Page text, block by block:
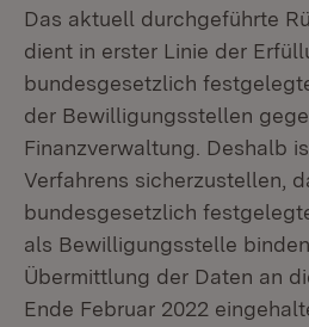
Das aktuell durchgeführte
dient in erster Linie der
bundesgesetzlich
der Bewilligungsstellen
Finanzverwaltung. Deshalb
Verfahrens sicherzustellen,
bundesgesetzlich
als Bewilligungsstelle
Übermittlung der Daten an
Ende Februar 2022